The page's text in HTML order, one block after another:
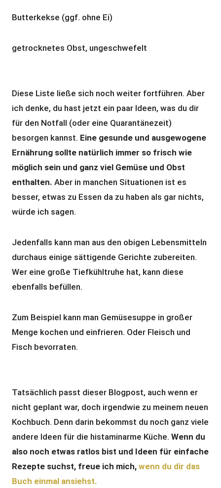
Butterkekse (ggf. ohne Ei)
getrocknetes Obst, ungeschwefelt
Diese Liste ließe sich noch weiter fortführen. Aber
ich denke, du hast jetzt ein paar Ideen, was du dir
für den Notfall (oder eine Quarantänezeit)
besorgen kannst. Eine gesunde und ausgewogene
Ernährung sollte natürlich immer so frisch wie
möglich sein und ganz viel Gemüse und Obst
enthalten. Aber in manchen Situationen ist es
besser, etwas zu Essen da zu haben als gar nichts,
würde ich sagen.
Jedenfalls kann man aus den obigen Lebensmitteln
durchaus einige sättigende Gerichte zubereiten.
Wer eine große Tiefkühltruhe hat, kann diese
ebenfalls befüllen.
Zum Beispiel kann man Gemüsesuppe in großer
Menge kochen und einfrieren. Oder Fleisch und
Fisch bevorraten.
Tatsächlich passt dieser Blogpost, auch wenn er
nicht geplant war, doch irgendwie zu meinem neuen
Kochbuch. Denn darin bekommst du noch ganz viele
andere Ideen für die histaminarme Küche. Wenn du
also noch etwas ratlos bist und Ideen für einfache
Rezepte suchst, freue ich mich, wenn du dir das
Buch einmal ansiehst.